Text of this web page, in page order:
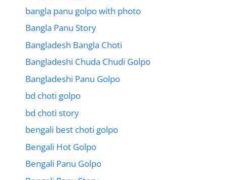
bangla panu golpo with photo
Bangla Panu Story
Bangladesh Bangla Choti
Bangladeshi Chuda Chudi Golpo
Bangladeshi Panu Golpo
bd choti golpo
bd choti story
bengali best choti golpo
Bengali Hot Golpo
Bengali Panu Golpo